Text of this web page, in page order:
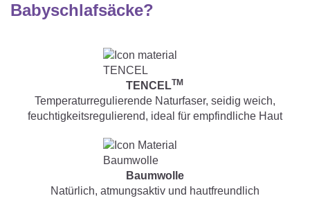
Babyschlafsäcke?
TENCELTM
Temperaturregulierende Naturfaser, seidig weich,
feuchtigkeitsregulierend, ideal für empfindliche Haut
Baumwolle
Natürlich, atmungsaktiv und hautfreundlich